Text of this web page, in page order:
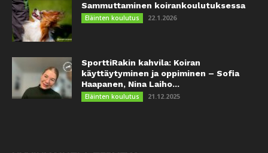
Sammuttaminen koirankoulutuksessa
Eläinten koulutus 22.1.2026
SporttiRakin kahvila: Koiran
käyttäytyminen ja oppiminen – Sofia
Haapanen, Nina Laiho...
Eläinten koulutus 21.12.2025